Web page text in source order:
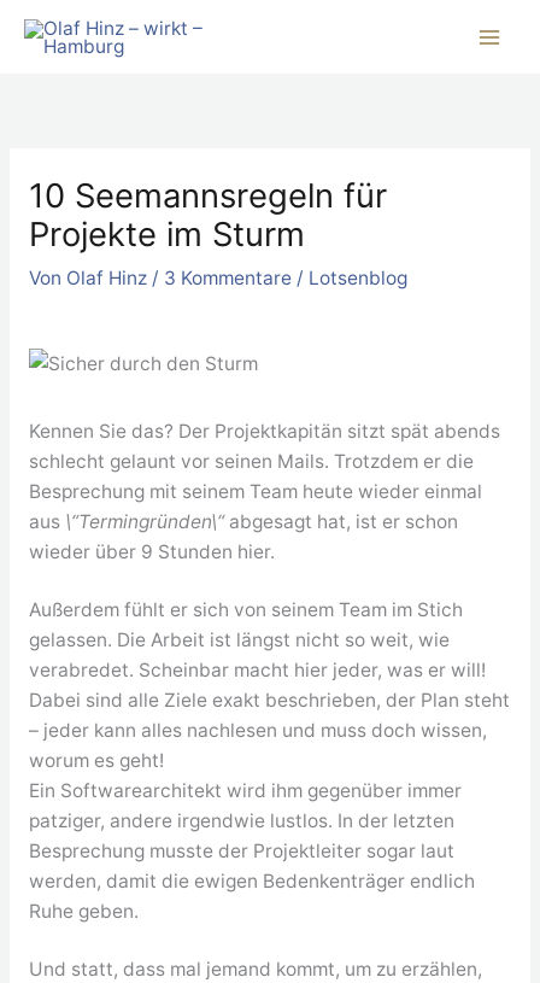
Zum
Inhalt
10 Seemannsregeln für
Projekte im Sturm
Von Olaf Hinz / 3 Kommentare / Lotsenblog
Kennen Sie das? Der Projektkapitän sitzt spät abends
schlecht gelaunt vor seinen Mails. Trotzdem er die
Besprechung mit seinem Team heute wieder einmal
aus \“Termingründen\“abgesagt hat, ist er schon
wieder über 9 Stunden hier.
Außerdem fühlt er sich von seinem Team im Stich
gelassen. Die Arbeit ist längst nicht so weit, wie
verabredet. Scheinbar macht hier jeder, was er will!
Dabei sind alle Ziele exakt beschrieben, der Plan steht
– jeder kann alles nachlesen und muss doch wissen,
worum es geht!
Ein Softwarearchitekt wird ihm gegenüber immer
patziger, andere irgendwie lustlos. In der letzten
Besprechung musste der Projektleiter sogar laut
werden, damit die ewigen Bedenkenträger endlich
Ruhe geben.
Und statt, dass mal jemand kommt, um zu erzählen,